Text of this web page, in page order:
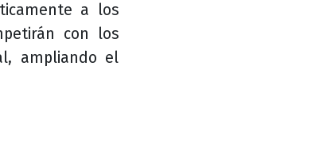
a los
con los
ampliando el